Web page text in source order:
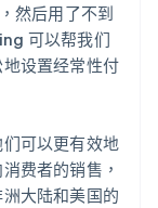
然后用了不到
可以帮我们
设置经常性付
可以更有效地
费者的销售，
大陆和美国的